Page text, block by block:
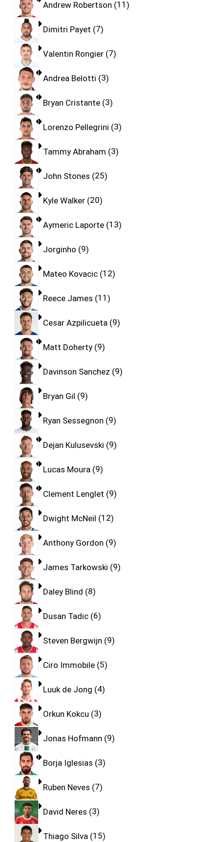
Andrew Robertson 11
Dimitri Payet 7
Valentin Rongier 7
Andrea Belotti 3
Bryan Cristante 3
Lorenzo Pellegrini 3
Tammy Abraham 3
John Stones 25
Kyle Walker 20
Aymeric Laporte 13
Jorginho 9
Mateo Kovacic 12
Reece James 11
Cesar Azpilicueta 9
Matt Doherty 9
Davinson Sanchez 9
Bryan Gil 9
Ryan Sessegnon 9
Dejan Kulusevski 9
Lucas Moura 9
Clement Lenglet 9
Dwight McNeil 12
Anthony Gordon 9
James Tarkowski 9
Daley Blind 8
Dusan Tadic 6
Steven Bergwijn 9
Ciro Immobile 5
Luuk de Jong 4
Orkun Kokcu 3
Jonas Hofmann 9
Borja Iglesias 3
Ruben Neves 7
David Neres 3
Thiago Silva 15